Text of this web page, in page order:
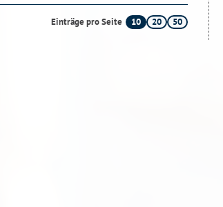
Einträge pro Seite 10 20 50